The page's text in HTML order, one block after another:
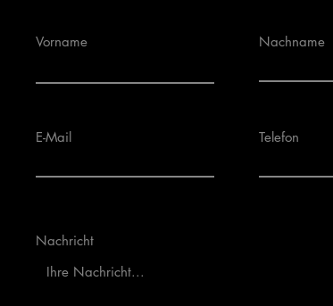
Vorname Nachname
E-Mail Telefon
Nachricht